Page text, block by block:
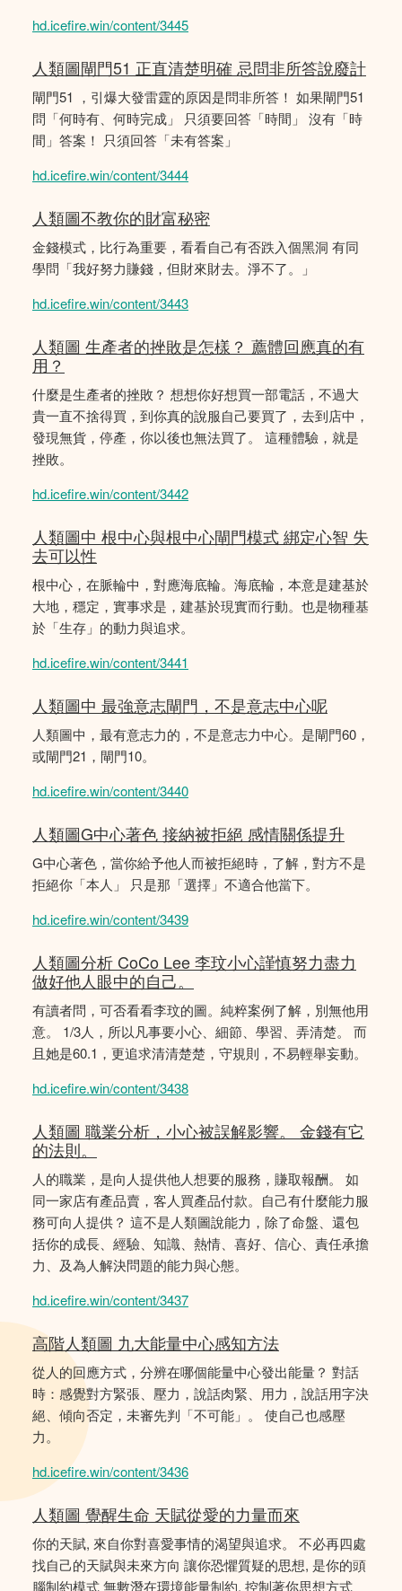
hd.icefire.win/content/3445
人類圖閘門51 正直清楚明確 忌問非所答說廢計
閘門51 ，引爆大發雷霆的原因是問非所答！ 如果閘門51
問「何時有、何時完成」 只須要回答「時間」 沒有「時
間」答案！ 只須回答「未有答案」
hd.icefire.win/content/3444
人類圖不教你的財富秘密
金錢模式，比行為重要，看看自己有否跌入個黑洞 有同
學問「我好努力賺錢，但財來財去。淨不了。」
hd.icefire.win/content/3443
人類圖 生產者的挫敗是怎樣？ 薦體回應真的有
用？
什麼是生產者的挫敗？ 想想你好想買一部電話，不過大
貴一直不捨得買，到你真的說服自己要買了，去到店中，
發現無貨，停產，你以後也無法買了。 這種體驗，就是
挫敗。
hd.icefire.win/content/3442
人類圖中 根中心與根中心閘門模式 綁定心智 失
去可以性
根中心，在脈輪中，對應海底輪。海底輪，本意是建基於
大地，穩定，實事求是，建基於現實而行動。也是物種基
於「生存」的動力與追求。
hd.icefire.win/content/3441
人類圖中 最強意志閘門，不是意志中心呢
人類圖中，最有意志力的，不是意志力中心。是閘門60，
或閘門21，閘門10。
hd.icefire.win/content/3440
人類圖G中心著色 接納被拒絕 感情關係提升
G中心著色，當你給予他人而被拒絕時，了解，對方不是
拒絕你「本人」 只是那「選擇」不適合他當下。
hd.icefire.win/content/3439
人類圖分析 CoCo Lee 李玟小心謹慎努力盡力
做好他人眼中的自己。
有讀者問，可否看看李玟的圖。純粹案例了解，別無他用
意。 1/3人，所以凡事要小心、細節、學習、弄清楚。 而
且她是60.1，更追求清清楚楚，守規則，不易輕舉妄動。
hd.icefire.win/content/3438
人類圖 職業分析，小心被誤解影響。 金錢有它
的法則。
人的職業，是向人提供他人想要的服務，賺取報酬。 如
同一家店有產品賣，客人買產品付款。自己有什麼能力服
務可向人提供？ 這不是人類圖說能力，除了命盤、還包
括你的成長、經驗、知識、熱情、喜好、信心、責任承擔
力、及為人解決問題的能力與心態。
hd.icefire.win/content/3437
高階人類圖 九大能量中心感知方法
從人的回應方式，分辨在哪個能量中心發出能量？ 對話
時：感覺對方緊張、壓力，說話肉緊、用力，說話用字決
絕、傾向否定，未審先判「不可能」。 使自己也感壓
力。
hd.icefire.win/content/3436
人類圖 覺醒生命 天賦從愛的力量而來
你的天賦, 來自你對喜愛事情的渴望與追求。 不必再四處
找自己的天賦與未來方向 讓你恐懼質疑的思想, 是你的頭
腦制約模式 無數潛在環境能量制約, 控制著你思想方式